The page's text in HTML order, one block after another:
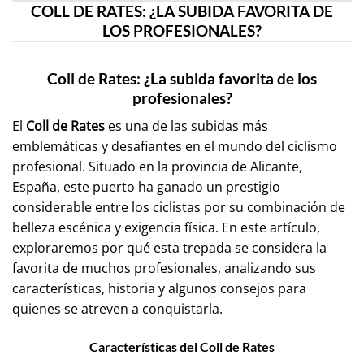
COLL DE RATES: ¿LA SUBIDA FAVORITA DE
LOS PROFESIONALES?
Coll de Rates: ¿La subida favorita de los
profesionales?
El Coll de Rates es una de las subidas más
emblemáticas y desafiantes en el mundo del ciclismo
profesional. Situado en la provincia de Alicante,
España, este puerto ha ganado un prestigio
considerable entre los ciclistas por su combinación de
belleza escénica y exigencia física. En este artículo,
exploraremos por qué esta trepada se considera la
favorita de muchos profesionales, analizando sus
características, historia y algunos consejos para
quienes se atreven a conquistarla.
Características del Coll de Rates